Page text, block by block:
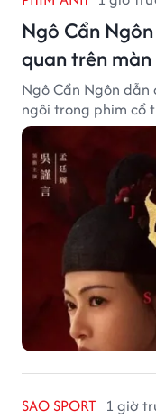
Ngô Cẩn
quan trên
Ngô Cẩn Ngôn
ngôi trong phim cổ
SAO SPORT 1 giờ